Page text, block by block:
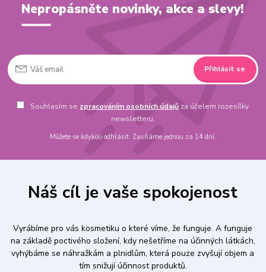
Nepropásněte novinky, akce a slevy!
Přihlásit se
Souhlasím se zpracováním osobních údajů za účelem rozesílky
newsletteru.
Můžete se kdykoli odhlásit. Zasíláme jednou za 14 dní.
Náš cíl je vaše spokojenost
Vyrábíme pro vás kosmetiku o které víme, že funguje. A funguje
na základě poctivého složení, kdy nešetříme na účinných látkách,
vyhýbáme se náhražkám a plnidlům, která pouze zvyšují objem a
tím snižují účinnost produktů.